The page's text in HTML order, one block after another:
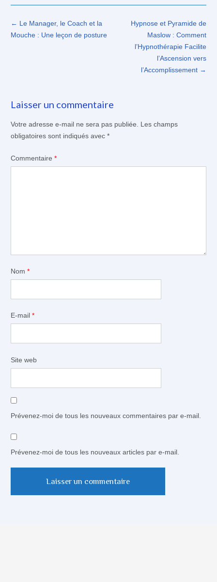
Post
navigation
Hypnose et Pyramide de
Maslow : Comment
l’Hypnothérapie Facilite
l’Ascension vers
l’Accomplissement →
← Le Manager, le Coach et la
Mouche : Une leçon de posture
Laisser un commentaire
Votre adresse e-mail ne sera pas publiée.
Les champs
obligatoires sont indiqués avec *
Commentaire *
Nom *
E-mail *
Site web
Prévenez-moi de tous les nouveaux commentaires par e-mail.
Prévenez-moi de tous les nouveaux articles par e-mail.